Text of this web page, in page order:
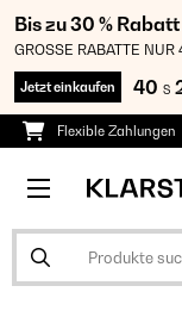
Bis zu 30 %
GROSSE RABATTE NUR
Jetzt einkaufen 40 S
Flexible Zahlungen